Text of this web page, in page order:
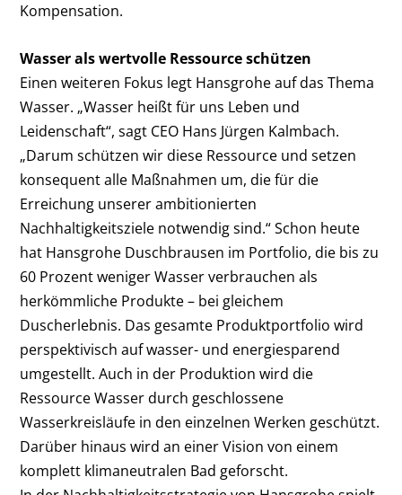
Kompensation.
Wasser als wertvolle Ressource schützen
Einen weiteren Fokus legt Hansgrohe auf das Thema
Wasser. „Wasser heißt für uns Leben und
Leidenschaft“, sagt CEO Hans Jürgen Kalmbach.
„Darum schützen wir diese Ressource und setzen
konsequent alle Maßnahmen um, die für die
Erreichung unserer ambitionierten
Nachhaltigkeitsziele notwendig sind.“ Schon heute
hat Hansgrohe Duschbrausen im Portfolio, die bis zu
60 Prozent weniger Wasser verbrauchen als
herkömmliche Produkte – bei gleichem
Duscherlebnis. Das gesamte Produktportfolio wird
perspektivisch auf wasser- und energiesparend
umgestellt. Auch in der Produktion wird die
Ressource Wasser durch geschlossene
Wasserkreisläufe in den einzelnen Werken geschützt.
Darüber hinaus wird an einer Vision von einem
komplett klimaneutralen Bad geforscht.